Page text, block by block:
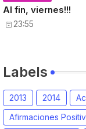
Al fin, viernes!!!
23:55
Labels
2013 2014
Afirmaciones